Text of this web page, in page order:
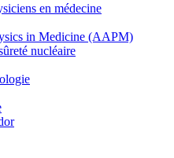
en médecine
in Medicine (AAPM)
nucléaire